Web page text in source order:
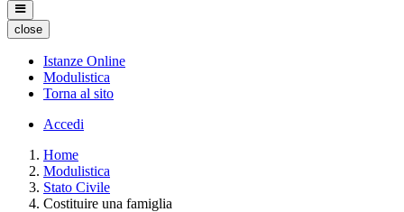
close
Istanze Online
Modulistica
Torna al sito
Accedi
Home
Modulistica
Stato Civile
Costituire una famiglia